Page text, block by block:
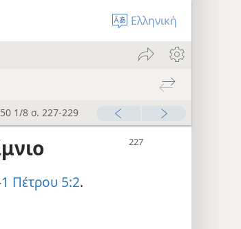
Ελληνική
1/8 σ. 227-229
1 Πέτρου 5:2.